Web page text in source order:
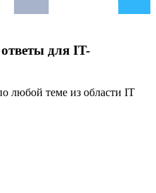
для IT-
любой теме из области IT